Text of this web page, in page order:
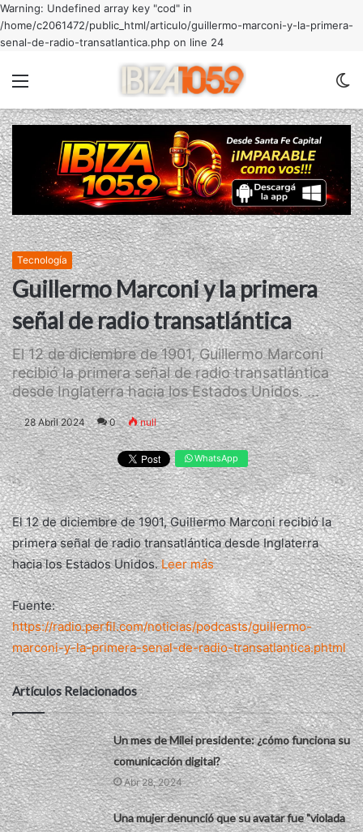
Warning: Undefined array key "cod" in
/home/c2061472/public_html/articulo/guillermo-marconi-y-la-primera-
senal-de-radio-transatlantica.php on line 24
Tecnología
Guillermo Marconi y la primera
señal de radio transatlántica
El 12 de diciembre de 1901, Guillermo Marconi
recibió la primera señal de radio transatlántica
desde Inglaterra hacia los Estados Unidos. ...
28 Abril 2024 0 null
WhatsApp
El 12 de diciembre de 1901, Guillermo Marconi recibió la
primera señal de radio transatlántica desde Inglaterra
hacia los Estados Unidos.Leer más
Fuente:
https://radio.perfil.com/noticias/podcasts/guillermo-
marconi-y-la-primera-senal-de-radio-transatlantica.phtml
Artículos Relacionados
Un mes de Milei presidente: ¿cómo funciona su
comunicación digital?
Abr 28, 2024
Una mujer denunció que su avatar fue "violada